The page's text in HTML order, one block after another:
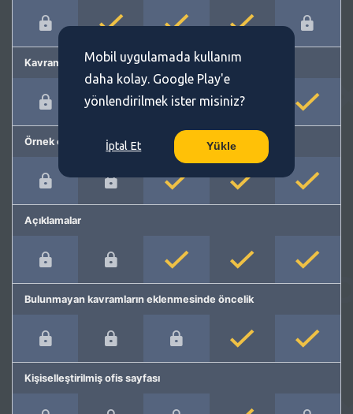
Kavram önerme
Örnek cümleler
Açıklamalar
Bulunmayan kavramların eklenmesinde öncelik
Kişiselleştirilmiş ofis sayfası
Mobil uygulamada kullanım
daha kolay. Google Play'e
yönlendirilmek ister misiniz?
İptal Et Yükle